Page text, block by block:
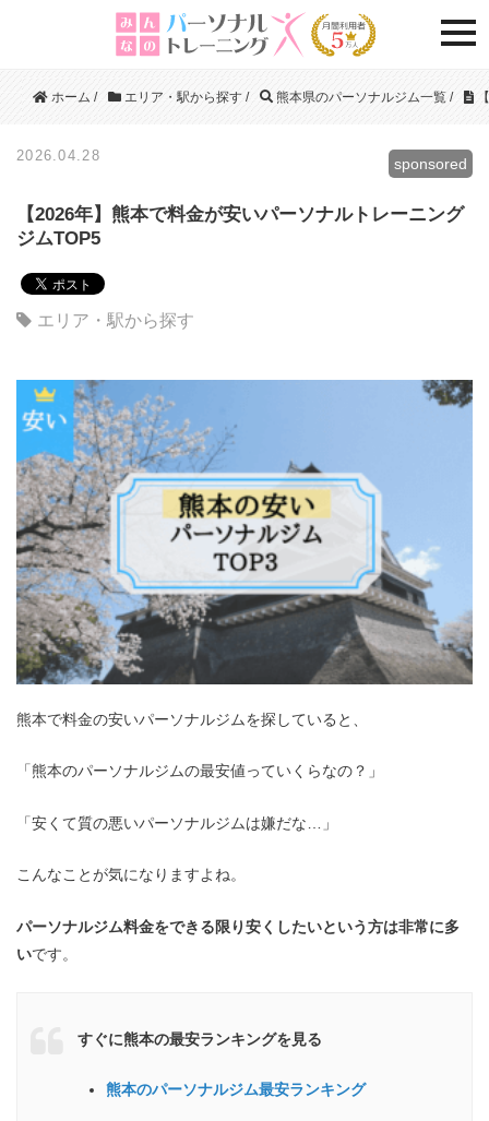
ホーム / エリア・駅から探す / 熊本県のパーソナルジム一覧 /
sponsored
2026.04.28
【2026年】熊本で料金が安いパーソナルトレーニング
ジムTOP5
エリア・駅から探す
熊本で料金の安いパーソナルジムを探していると、
「熊本のパーソナルジムの最安値っていくらなの？」
「安くて質の悪いパーソナルジムは嫌だな…」
こんなことが気になりますよね。
パーソナルジム料金をできる限り安くしたいという方は非常に多
いです。
すぐに熊本の最安ランキングを見る
熊本のパーソナルジム最安ランキング